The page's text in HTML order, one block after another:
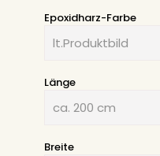
Epoxidharz-Farbe
Länge
Breite